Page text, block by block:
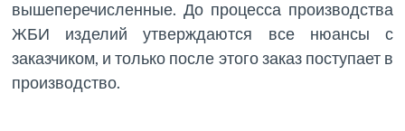
вышеперечисленные. До процесса производства
ЖБИ изделий утверждаются все нюансы с
заказчиком, и только после этого заказ поступает в
производство.